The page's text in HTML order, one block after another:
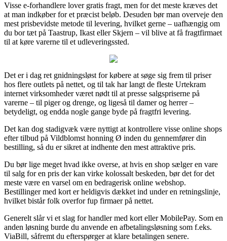
Visse e-forhandlere lover gratis fragt, men for det meste kræves det
at man indkøber for et præcist beløb. Desuden bør man overveje den
mest prisbevidste metode til levering, hvilket gerne – uafhængig om
du bor tæt på Taastrup, Ikast eller Skjern – vil blive at få fragtfirmaet
til at køre varerne til et udleveringssted.
Det er i dag ret gnidningsløst for købere at søge sig frem til priser
hos flere outlets på nettet, og til tak har langt de fleste Urtekram
internet virksomheder været nødt til at presse salgspriserne på
varerne – til piger og drenge, og ligeså til damer og herrer –
betydeligt, og endda nogle gange byde på fragtfri levering.
Det kan dog stadigvæk være nyttigt at kontrollere visse online shops
efter tilbud på Vildblomst honning Ø inden du gennemfører din
bestilling, så du er sikret at indhente den mest attraktive pris.
Du bør lige meget hvad ikke overse, at hvis en shop sælger en vare
til salg for en pris der kan virke kolossalt beskeden, bør det for det
meste være en varsel om en bedragerisk online webshop.
Bestillinger med kort er heldigvis dækket ind under en retningslinje,
hvilket bistår folk overfor fup firmaer på nettet.
Generelt slår vi et slag for handler med kort eller MobilePay. Som en
anden løsning burde du anvende en afbetalingsløsning som f.eks.
ViaBill, såfremt du efterspørger at klare betalingen senere.